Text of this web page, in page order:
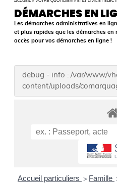
DÉMARCHES EN
Les démarches administratives en
et plus rapides que les démarches
accès pour vos démarches en ligne !
debug - info : /var/www/
content/uploads/
Accueil particuliers > Famille